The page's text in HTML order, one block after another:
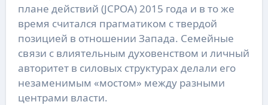
плане действий (JCPOA) 2015 года и в то же
время считался прагматиком с твердой
позицией в отношении Запада. Семейные
связи с влиятельным духовенством и личный
авторитет в силовых структурах делали его
незаменимым «мостом» между разными
центрами власти.